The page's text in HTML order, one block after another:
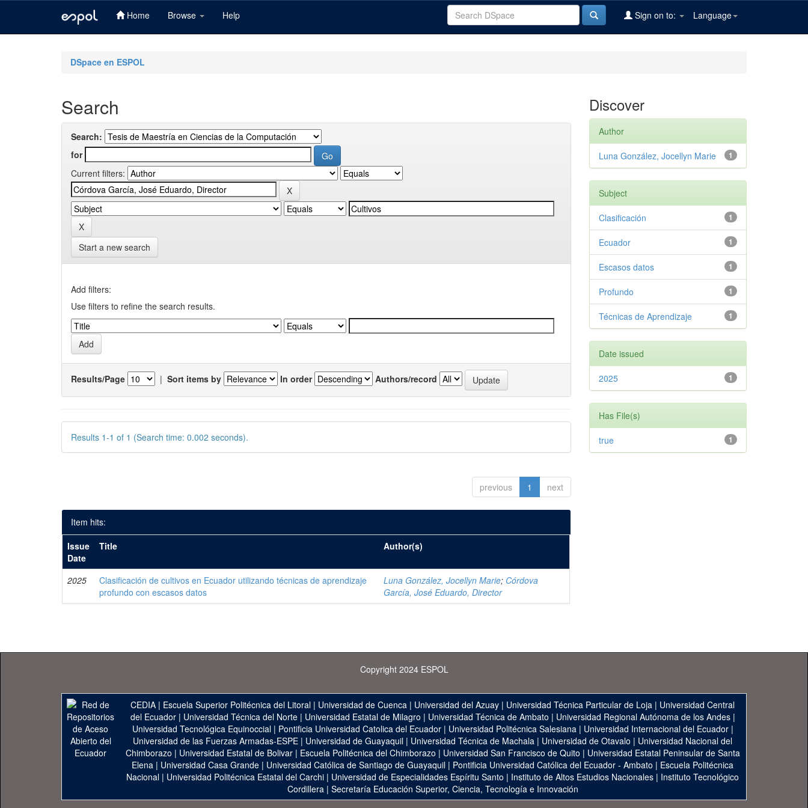
Home Browse Help Language
Sign on to:
DSpace en ESPOL
Search
Search:
for
Current filters:
Start a new search
Add filters:
Use filters to refine the search results.
Results/Page | Sort items by In order Authors/record
Results 1-1 of 1 (Search time: 0.002 seconds).
previous 1 next
Item hits:
Issue
Date
Title Author(s)
2025
Clasificación de cultivos en Ecuador utilizando técnicas de aprendizaje
profundo con escasos datos
Luna González, Jocellyn Marie; Córdova
García, José Eduardo, Director
Discover
Author
1
Luna González, Jocellyn Marie
Subject
1
Clasificación
1
Ecuador
1
Escasos datos
1
Profundo
1
Técnicas de Aprendizaje
Date issued
1
2025
Has File(s)
1
true
Copyright 2024 ESPOL
CEDIA | Escuela Superior Politécnica del Litoral | Universidad de Cuenca | Universidad del Azuay | Universidad Técnica Particular de Loja | Universidad Central
del Ecuador| Universidad Técnica del Norte| Universidad Estatal de Milagro | Universidad Técnica de Ambato | Universidad Regional Autónoma de los Andes|
Universidad Tecnológica Equinoccial| Pontificia Universidad Catolica del Ecuador| Universidad Politécnica Salesiana| Universidad Internacional del Ecuador|
Universidad de las Fuerzas Armadas-ESPE | Universidad de Guayaquil | Universidad Técnica de Machala | Universidad de Otavalo | Universidad Nacional del
Chimborazo | Universidad Estatal de Bolivar| Escuela Politécnica del Chimborazo | Universidad San Francisco de Quito | Universidad Estatal Peninsular de Santa
Elena | Universidad Casa Grande | Universidad Católica de Santiago de Guayaquil | Pontificia Universidad Católica del Ecuador - Ambato | Escuela Politécnica
Nacional | Universidad Politécnica Estatal del Carchi | Universidad de Especialidades Espíritu Santo | Instituto de Altos Estudios Nacionales | Instituto Tecnológico
Cordillera| Secretaría Educación Superior, Ciencia, Tecnología e Innovación